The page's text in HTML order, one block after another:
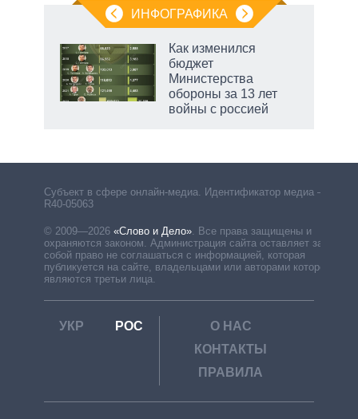
ИНФОГРАФИКА
Как изменился
бюджет
Министерства
обороны за 13 лет
войны с россией
Субъект в сфере онлайн-медиа. Идентификатор медиа –
R40-05063
© 2009—2026 «Слово и Дело»
Все права защищены и
охраняются законом. Администрация сайта оставляет за
собой право не соглашаться с информацией, которая
публикуется на сайте, владельцами или авторами которой
являются третьи лица.
УКР РОС
О НАС
КОНТАКТЫ
ПРАВИЛА